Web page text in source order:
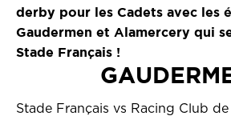
derby pour les Cadets avec les
Gaudermen et Alamercery qui
Stade Français !
Stade Français vs Racing Club